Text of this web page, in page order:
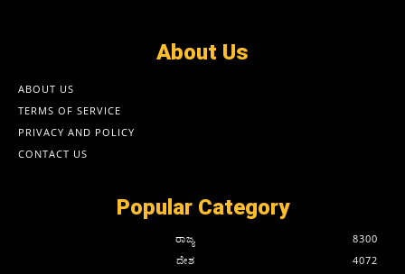
About Us
ABOUT US
TERMS OF SERVICE
PRIVACY AND POLICY
CONTACT US
Popular Category
ರಾಜ್ಯ
8300
ದೇಶ
4072